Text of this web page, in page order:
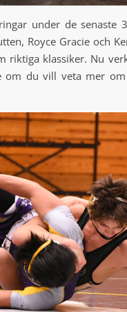
under de senaste
Royce Gracie och
riktiga klassiker. Nu
om du vill veta mer